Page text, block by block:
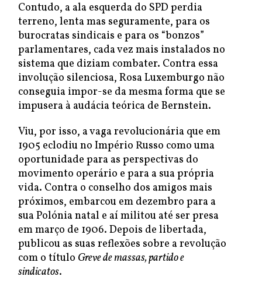
Contudo, a ala esquerda do SPD perdia
terreno, lenta mas seguramente, para os
burocratas sindicais e para os “bonzos”
parlamentares, cada vez mais instalados no
sistema que diziam combater. Contra essa
involução silenciosa, Rosa Luxemburgo não
conseguia impor-se da mesma forma que se
impusera à audácia teórica de Bernstein.
Viu, por isso, a vaga revolucionária que em
1905 eclodiu no Império Russo como uma
oportunidade para as perspectivas do
movimento operário e para a sua própria
vida. Contra o conselho dos amigos mais
próximos, embarcou em dezembro para a
sua Polónia natal e aí militou até ser presa
em março de 1906. Depois de libertada,
publicou as suas reflexões sobre a revolução
com o título Greve de massas, partido e
sindicatos.